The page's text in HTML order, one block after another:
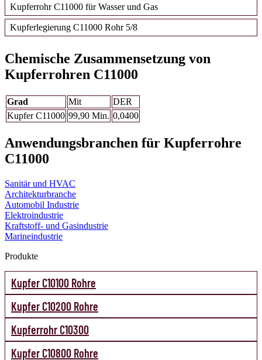
Kupferrohr C11000 für Wasser und Gas
Kupferlegierung C11000 Rohr 5/8
Chemische Zusammensetzung von
Kupferrohren C11000
Grad Mit
DER
Kupfer C11000 99,90 Min. 0,0400
Anwendungsbranchen für Kupferrohre
C11000
Sanitär und HVAC
Architekturbranche
Automobil Industrie
Elektroindustrie
Kraftstoff- und Gasindustrie
Marineindustrie
Produkte
Kupfer C10100 Rohre
Kupfer C10200 Rohre
Kupferrohr C10300
Kupfer C10800 Rohre